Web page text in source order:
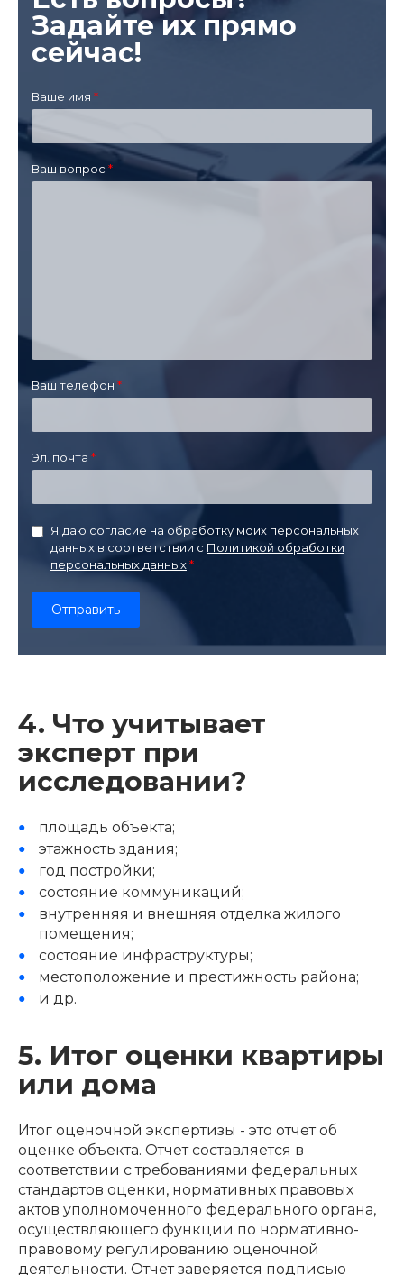
Задайте их прямо
сейчас!
Ваше имя
Ваш вопрос
Ваш телефон
Эл. почта
Я даю согласие на обработку моих персональных
данных в соответствии с Политикой обработки
персональных данных
4. Что учитывает
эксперт при
исследовании?
площадь объекта;
этажность здания;
год постройки;
состояние коммуникаций;
внутренняя и внешняя отделка жилого
помещения;
состояние инфраструктуры;
местоположение и престижность района;
и др.
5. Итог оценки квартиры
или дома
Итог оценочной экспертизы - это отчет об
оценке объекта. Отчет составляется в
соответствии с требованиями федеральных
стандартов оценки, нормативных правовых
актов уполномоченного федерального органа,
осуществляющего функции по нормативно-
правовому регулированию оценочной
деятельности. Отчет заверяется подписью